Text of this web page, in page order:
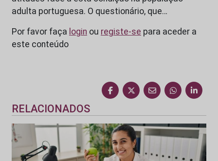
adulta portuguesa. O questionário, que…
Por favor faça login ou registe-se para aceder a
este conteúdo
RELACIONADOS